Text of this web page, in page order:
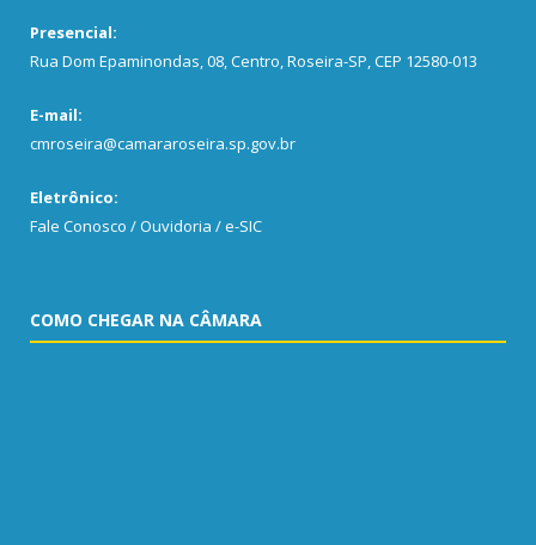
Presencial:
Rua Dom Epaminondas, 08, Centro, Roseira-SP, CEP 12580-013
E-mail:
cmroseira@camararoseira.sp.gov.br
Eletrônico:
Fale Conosco / Ouvidoria / e-SIC
COMO CHEGAR NA CÂMARA